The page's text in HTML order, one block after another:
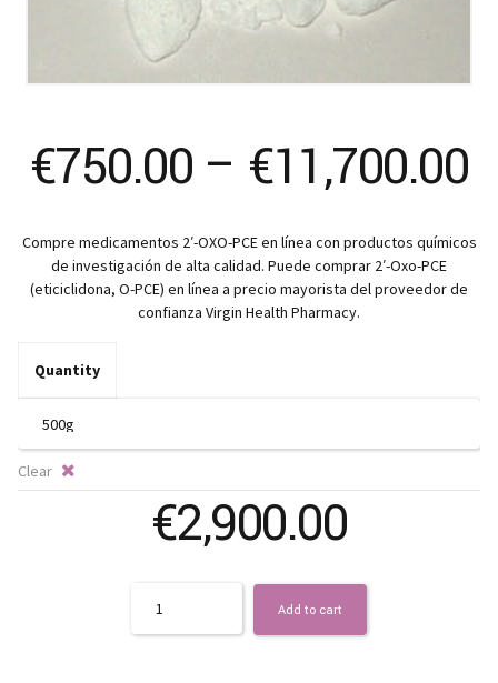
€750.00 – €11,700.00
Compre medicamentos 2′-OXO-PCE en línea con productos químicos
de investigación de alta calidad. Puede comprar 2′-Oxo-PCE
(eticiclidona, O-PCE) en línea a precio mayorista del proveedor de
confianza Virgin Health Pharmacy.
Quantity
Clear
€2,900.00
Add to cart